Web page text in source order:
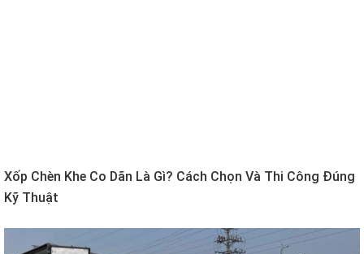
Xốp Chèn Khe Co Dãn Là Gì? Cách Chọn Và Thi Công Đúng
Kỹ Thuật